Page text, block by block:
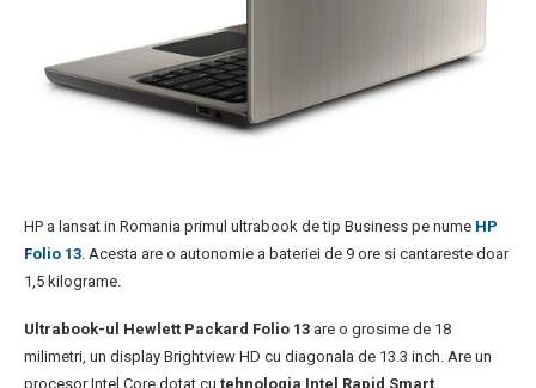
HP a lansat in Romania primul ultrabook de tip Business pe nume HP
Folio 13. Acesta are o autonomie a bateriei de 9 ore si cantareste doar
1,5 kilograme.
Ultrabook-ul Hewlett Packard Folio 13 are o grosime de 18
milimetri, un display Brightview HD cu diagonala de 13.3 inch. Are un
procesor Intel Core dotat cu tehnologia Intel Rapid Smart